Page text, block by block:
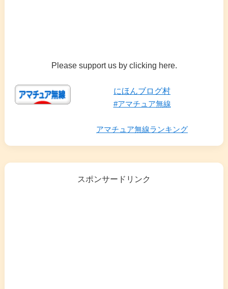
Please support us by clicking here.
にほんブログ村
#アマチュア無線
アマチュア無線ランキング
スポンサードリンク